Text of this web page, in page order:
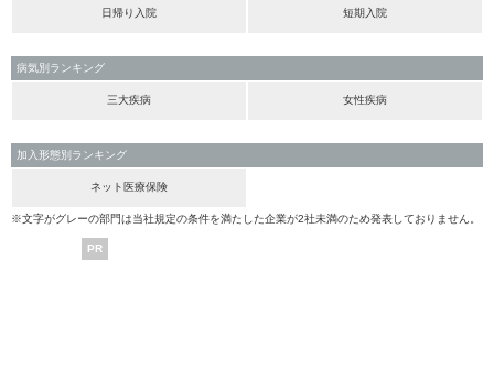
日帰り入院 短期入院
病気別ランキング
三大疾病 女性疾病
加入形態別ランキング
ネット医療保険
※文字がグレーの部門は当社規定の条件を満たした企業が2社未満のため発表しておりません。
PR